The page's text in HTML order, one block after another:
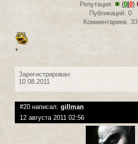
Репутация:
(0| 0)
Публикаций: 0
Комментариев: 33
+
Зарегистрирован:
10.08.2011
#20 написал: gillman
12 августа 2011 02:56